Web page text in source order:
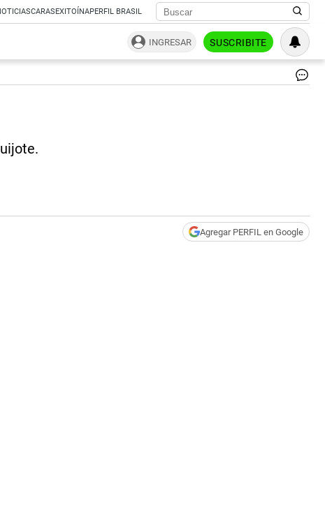
CARASEXITOÍNAPERFIL BRASIL
INGRESAR SUSCRIBITE
Agregar PERFIL en Google